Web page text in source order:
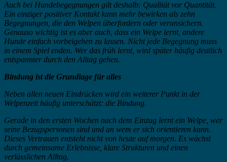
Auch bei Hundebegegnungen gilt deshalb: Qualität vor Quantität.
Ein einziger positiver Kontakt kann mehr bewirken als zehn
Begegnungen, die den Welpen überfordern oder verunsichern.
Genauso wichtig ist es aber auch, dass ein Welpe lernt, andere
Hunde einfach vorbeigehen zu lassen. Nicht jede Begegnung muss
in einem Spiel enden. Wer das früh lernt, wird später häufig deutlich
entspannter durch den Alltag gehen.
Bindung ist die Grundlage für alles
Neben allen neuen Eindrücken wird ein weiterer Punkt in der
Welpenzeit häufig unterschätzt: die Bindung.
Gerade in den ersten Wochen nach dem Einzug lernt ein Welpe, wer
seine Bezugspersonen sind und an wem er sich orientieren kann.
Dieses Vertrauen entsteht nicht von heute auf morgen. Es wächst
durch gemeinsame Erlebnisse, klare Strukturen und einen
verlässlichen Alltag.